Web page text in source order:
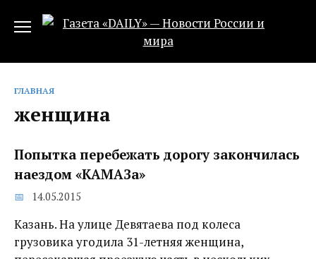
ГЛАВНАЯ
женщина
Попытка перебежать дорогу закончилась
наездом «КАМАЗа»
14.05.2015
Казань. На улице Девятаева под колеса
грузовика угодила 31-летняя женщина,